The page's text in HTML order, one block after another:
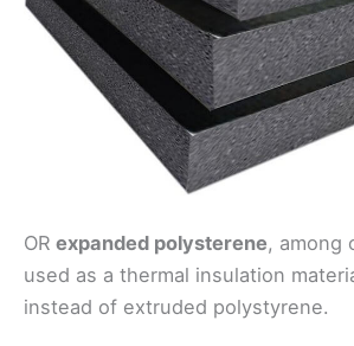
OR expanded polysterene, among
used as a thermal insulation
instead of extruded polystyrene.